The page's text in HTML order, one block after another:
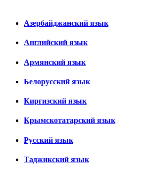
Азербайджанский язык
Английский язык
Армянский язык
Белорусский язык
Киргизский язык
Крымскотатарский язык
Русский язык
Таджикский язык